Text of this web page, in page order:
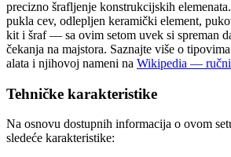
precizno šrafljenje konstrukcijskih elemenata.
pukla cev, odlepljen keramički element,
kit i šraf — sa ovim setom uvek si spreman
čekanja na majstora. Saznajte više o
alata i njihovoj nameni na Wikipedia — ručni
Tehničke karakteristike
Na osnovu dostupnih informacija o ovom
sledeće karakteristike: